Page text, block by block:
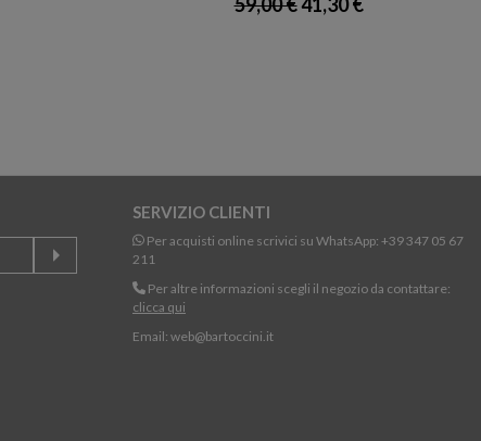
SERVIZIO CLIENTI
Per acquisti online scrivici su WhatsApp: +39 347 05 67
211
Per altre informazioni scegli il negozio da contattare:
clicca qui
Email: web@bartoccini.it